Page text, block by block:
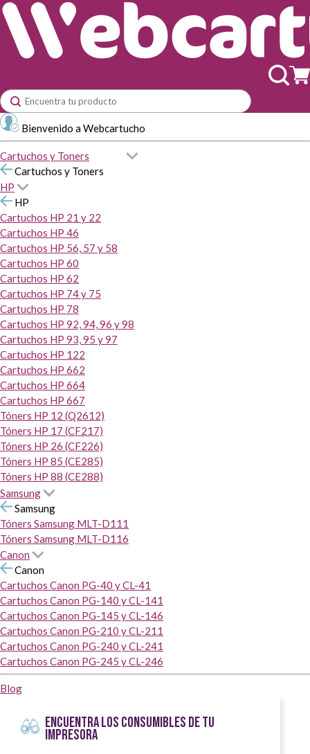
Bienvenido a Webcartucho
Cartuchos y Toners
Cartuchos y Toners
HP
HP
Cartuchos HP 21 y 22
Cartuchos HP 46
Cartuchos HP 56, 57 y 58
Cartuchos HP 60
Cartuchos HP 62
Cartuchos HP 74 y 75
Cartuchos HP 78
Cartuchos HP 92, 94, 96 y 98
Cartuchos HP 93, 95 y 97
Cartuchos HP 122
Cartuchos HP 662
Cartuchos HP 664
Cartuchos HP 667
Tóners HP 12 (Q2612)
Tóners HP 17 (CF217)
Tóners HP 26 (CF226)
Tóners HP 85 (CE285)
Tóners HP 88 (CE288)
Samsung
Samsung
Tóners Samsung MLT-D111
Tóners Samsung MLT-D116
Canon
Canon
Cartuchos Canon PG-40 y CL-41
Cartuchos Canon PG-140 y CL-141
Cartuchos Canon PG-145 y CL-146
Cartuchos Canon PG-210 y CL-211
Cartuchos Canon PG-240 y CL-241
Cartuchos Canon PG-245 y CL-246
Blog
ENCUENTRA LOS CONSUMIBLES DE TU
IMPRESORA